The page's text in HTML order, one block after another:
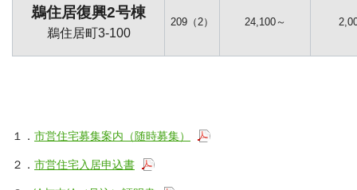
鵜住居復興2号棟
鵜住居町3-100
209（2） 24,100～
１． 市営住宅募集案内（随時募集）
２． 市営住宅入居申込書